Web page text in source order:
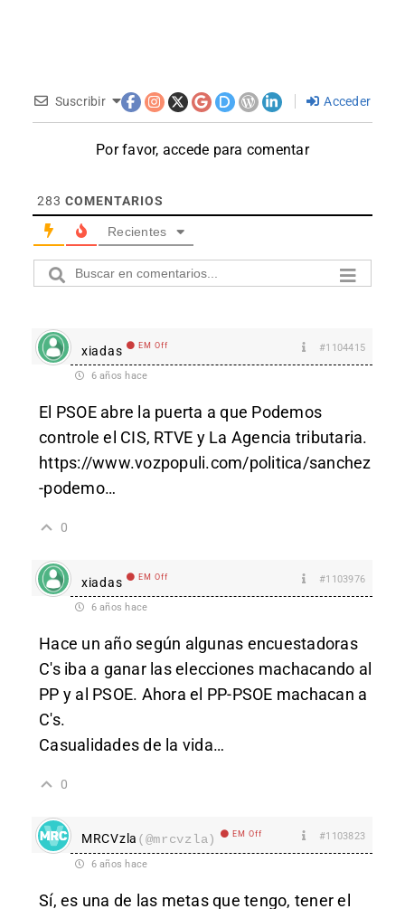
Suscribir Acceder
Por favor, accede para comentar
283 COMENTARIOS
Recientes
xiadas EM Off #1104415
6 años hace
El PSOE abre la puerta a que Podemos
controle el CIS, RTVE y La Agencia tributaria.
https://www.vozpopuli.com/politica/sanchez
-podemo…
0
xiadas EM Off #1103976
6 años hace
Hace un año según algunas encuestadoras
C's iba a ganar las elecciones machacando al
PP y al PSOE. Ahora el PP-PSOE machacan a
C's.
Casualidades de la vida…
0
MRCVzla (@mrcvzla) EM Off #1103823
6 años hace
Sí, es una de las metas que tengo, tener el